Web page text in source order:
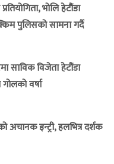
भोलि हेटौंडा
पुलिसको सामना गर्दै
साविक विजेता हेटौंडा
वर्षा
अचानक इन्ट्री, हलभित्र दर्शक